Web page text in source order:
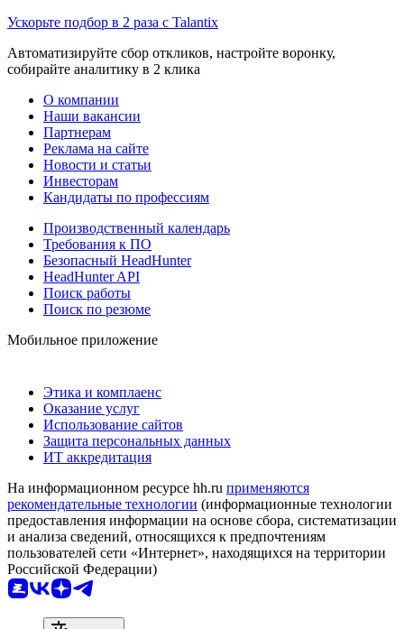
Ускорьте подбор в 2 раза с Talantix
Автоматизируйте сбор откликов, настройте воронку,
собирайте аналитику в 2 клика
О компании
Наши вакансии
Партнерам
Реклама на сайте
Новости и статьи
Инвесторам
Кандидаты по профессиям
Производственный календарь
Требования к ПО
Безопасный HeadHunter
HeadHunter API
Поиск работы
Поиск по резюме
Мобильное приложение
Этика и комплаенс
Оказание услуг
Использование сайтов
Защита персональных данных
ИТ аккредитация
На информационном ресурсе hh.ru применяются
рекомендательные технологии (информационные технологии
предоставления информации на основе сбора, систематизации
и анализа сведений, относящихся к предпочтениям
пользователей сети «Интернет», находящихся на территории
Российской Федерации)